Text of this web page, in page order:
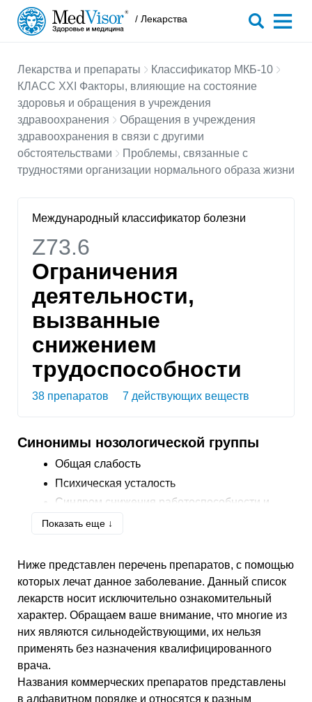
/ Лекарства
Лекарства и препараты
Классификатор МКБ-10
КЛАСС XXI Факторы, влияющие на состояние
здоровья и обращения в учреждения
здравоохранения
Обращения в учреждения
здравоохранения в связи с другими
обстоятельствами
Проблемы, связанные с
трудностями организации нормального образа жизни
Международный классификатор болезни
Z73.6
Ограничения
деятельности,
вызванные
снижением
трудоспособности
38 препаратов 7 действующих веществ
Синонимы нозологической группы
Общая слабость
Психическая усталость
Синдром снижения работоспособности и
Снижение физической работоспособности
Сниженная работоспособность организма
Сниженная работоспособность при работе в
экстремальных ситуациях
Показать еще ↓
Ниже представлен перечень препаратов, с помощью
которых лечат данное заболевание. Данный список
лекарств носит исключительно ознакомительный
характер. Обращаем ваше внимание, что многие из
них являются сильнодействующими, их нельзя
применять без назначения квалифицированного
врача.
Названия коммерческих препаратов представлены
в алфавитном порядке и относятся к разным